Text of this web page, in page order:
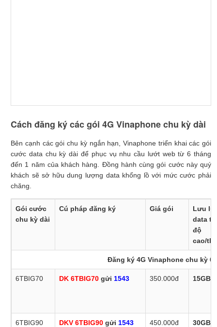
Cách đăng ký các gói 4G Vinaphone chu kỳ dài
Bên cạnh các gói chu kỳ ngắn hạn, Vinaphone triển khai các gói
cước data chu kỳ dài để phục vụ nhu cầu lướt web từ 6 tháng
đến 1 năm của khách hàng. Đồng hành cùng gói cước này quý
khách sẽ sở hữu dung lượng data khổng lồ với mức cước phải
chăng.
Gói cước
chu kỳ dài
Cú pháp đăng ký Giá gói
Lưu
data
độ
cao/
Đăng ký 4G Vinaphone chu kỳ 6
6TBIG70 DK 6TBIG70 gửi 1543 350.000đ 15GB
6TBIG90 DKV 6TBIG90 gửi 1543 450.000đ 30GB